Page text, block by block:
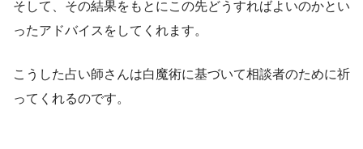
そして、その結果をもとにこの先どうすればよいのかとい
ったアドバイスをしてくれます。
こうした占い師さんは白魔術に基づいて相談者のために祈
ってくれるのです。